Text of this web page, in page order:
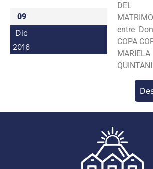
09
Dic
2016
DEL
entre
COPA